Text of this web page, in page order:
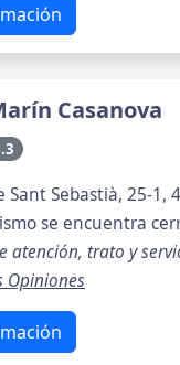
Casanova
Sant Sebastià, 25-1,
se encuentra
atención, trato y
Opiniones